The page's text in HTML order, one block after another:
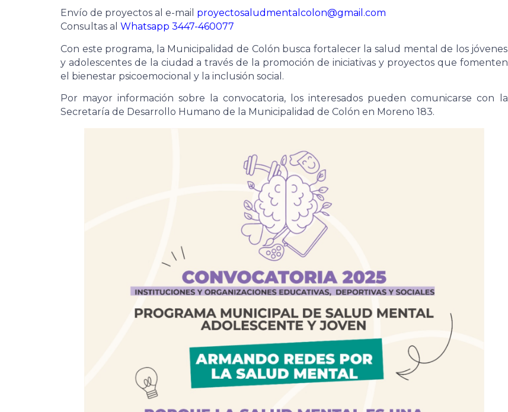
Envío de proyectos al e-mail proyectosaludmentalcolon@gmail.com
Consultas al Whatsapp 3447-460077
Con este programa, la Municipalidad de Colón busca fortalecer la salud mental de los jóvenes
y adolescentes de la ciudad a través de la promoción de iniciativas y proyectos que fomenten
el bienestar psicoemocional y la inclusión social.
Por mayor información sobre la convocatoria, los interesados pueden comunicarse con la
Secretaría de Desarrollo Humano de la Municipalidad de Colón en Moreno 183.